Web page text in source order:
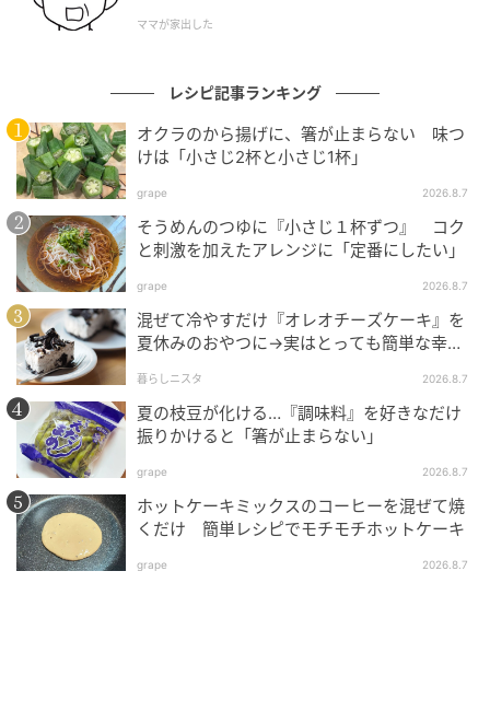
あたらしい日日
ゴーヤーは種とわたを取って厚めの半月切りにしま
す。
ママが家出した
レシピ記事ランキング
オクラのから揚げに、箸が止まらない 味つ
けは「小さじ2杯と小さじ1杯」
grape 2026.8.7
そうめんのつゆに『小さじ１杯ずつ』 コク
と刺激を加えたアレンジに「定番にしたい」
grape 2026.8.7
混ぜて冷やすだけ『オレオチーズケーキ』を
夏休みのおやつに→実はとっても簡単な幸せ
暮らしニスタ 2026.8.7
夏の枝豆が化ける…『調味料』を好きなだけ
振りかけると「箸が止まらない」
grape 2026.8.7
ホットケーキミックスのコーヒーを混ぜて焼
くだけ 簡単レシピでモチモチホットケーキ
grape 2026.8.7